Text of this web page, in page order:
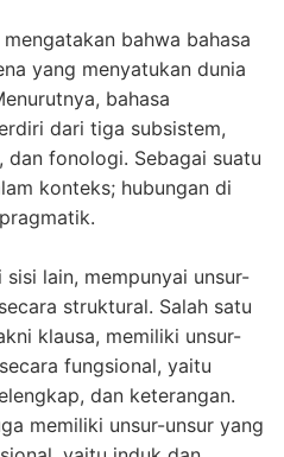
bahwa bahasa
yang menyatukan dunia
bahasa
dari tiga subsistem,
fonologi. Sebagai suatu
konteks; hubungan di
lain, mempunyai unsur-
struktural. Salah satu
klausa, memiliki unsur-
fungsional, yaitu
dan keterangan.
memiliki unsur-unsur yang